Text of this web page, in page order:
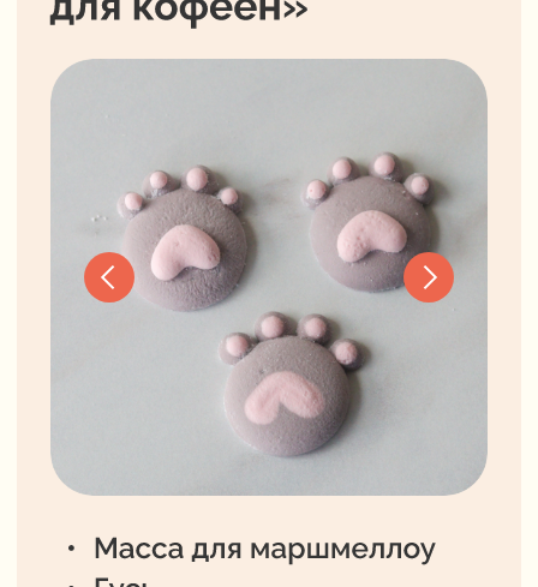
Эксперт курса:
Мадина Арчегова